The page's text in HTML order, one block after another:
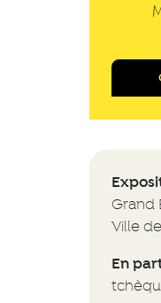
Grand
Ville
En